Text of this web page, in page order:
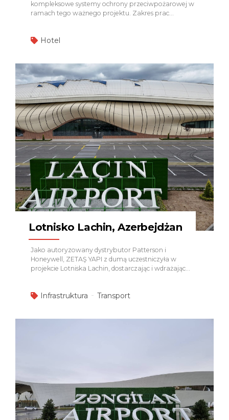
Hotel
kompleksowe systemy ochrony przeciwpożarowej w
ramach tego ważnego projektu. Zakres prac
Ochrony Ogniochronnej Konstrukcji Stalowych
wdrożone zgodnie z międzynarodowymi
standardami, aby zapewnić najwyższy poziom
bezpieczeństwa i ochrony obiektu. Jako ZETAŞ Yapı
nadal dostarczamy niezawodne, certyfikowane i
zrównoważone rozwiązania ochrony
przeciwpożarowej dla hoteli, obiektów
przemysłowych oraz infrastruktury publicznej o
najwyższych wymaganiach bezpieczeństwa.
Infrastruktura Transport
Lotnisko Lachin, Azerbejdżan
Jako autoryzowany dystrybutor Patterson i
Honeywell, ZETAŞ YAPI z dumą uczestniczyła w
projekcie Lotniska Lachin, dostarczając i wdrażając
standardami. W ramach tego strategicznie ważnego
ostrzegania w celu zwiększenia bezpieczeństwa
pasażerów i operacji lotniskowych.
System
Gaszenia FM-200 – Honeywell Zabezpieczono
wrażliwe i wysokowartościowe obszary techniczne
przy użyciu technologii gaszenia czystym środkiem